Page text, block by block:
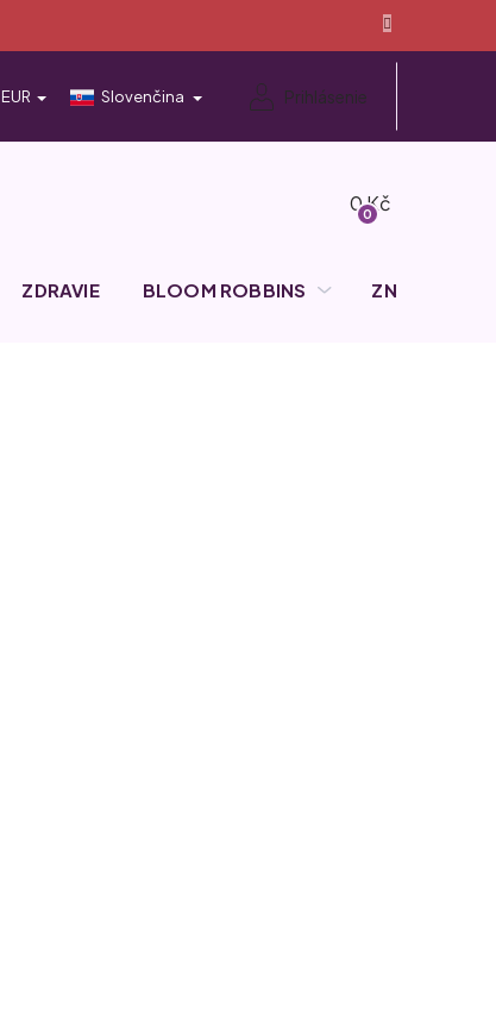
EUR Slovenčina Prihlásenie
Nákupný
košík
ZDRAVIE BLOOM ROBBINS ZNAČKY